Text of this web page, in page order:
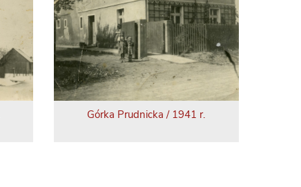
Górka Prudnicka / 1941 r.